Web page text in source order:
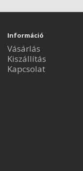
Információ
Vásárlás
Kiszállítás
Kapcsolat